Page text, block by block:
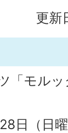
更新
「モル
日（日